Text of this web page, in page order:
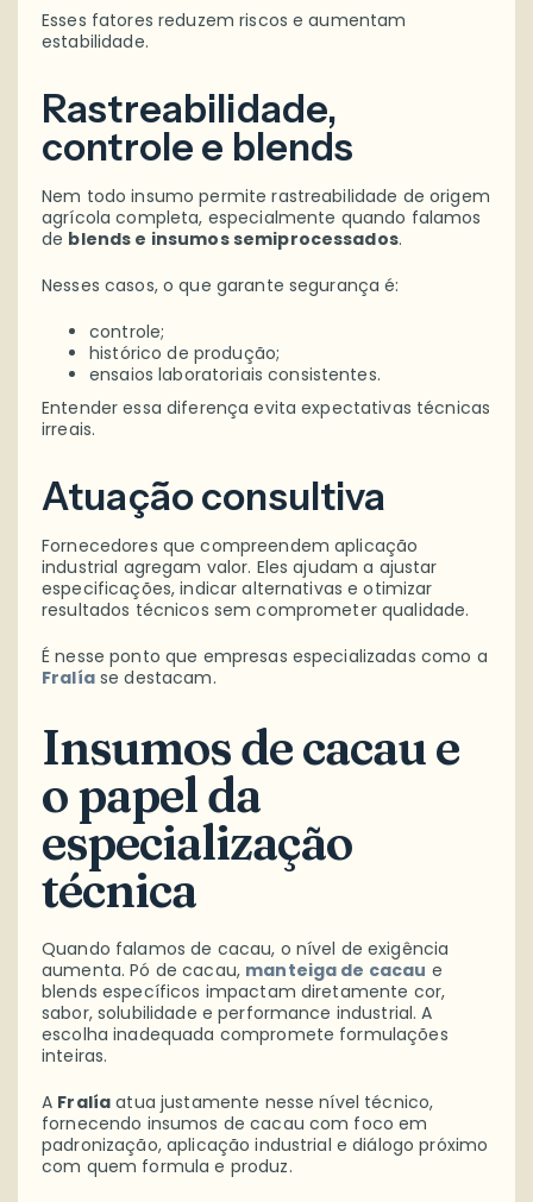
Esses fatores reduzem riscos e aumentam
estabilidade.
Rastreabilidade,
controle e blends
Nem todo insumo permite rastreabilidade de origem
agrícola completa, especialmente quando falamos
de blends e insumos semiprocessados.
Nesses casos, o que garante segurança é:
controle;
histórico de produção;
ensaios laboratoriais consistentes.
Entender essa diferença evita expectativas técnicas
irreais.
Atuação consultiva
Fornecedores que compreendem aplicação
industrial agregam valor. Eles ajudam a ajustar
especificações, indicar alternativas e otimizar
resultados técnicos sem comprometer qualidade.
É nesse ponto que empresas especializadas como a
Fralíase destacam.
Insumos de cacau e
o papel da
especialização
técnica
Quando falamos de cacau, o nível de exigência
aumenta. Pó de cacau, manteiga de cacau e
blends específicos impactam diretamente cor,
sabor, solubilidade e performance industrial. A
escolha inadequada compromete formulações
inteiras.
A Fralía atua justamente nesse nível técnico,
fornecendo insumos de cacau com foco em
padronização, aplicação industrial e diálogo próximo
com quem formula e produz.